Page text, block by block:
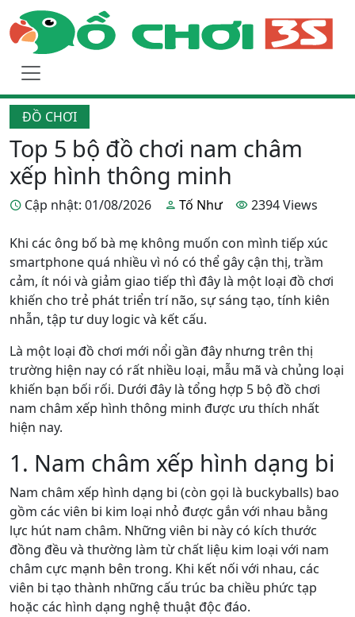
ĐỒ CHƠI
Top 5 bộ đồ chơi nam châm
xếp hình thông minh
Cập nhật: 01/08/2026 Tố Như 2394 Views
Khi các ông bố bà mẹ không muốn con mình tiếp xúc
smartphone quá nhiều vì nó có thể gây cận thị, trầm
cảm, ít nói và giảm giao tiếp thì đây là một loại đồ chơi
khiến cho trẻ phát triển trí não, sự sáng tạo, tính kiên
nhẫn, tập tư duy logic và kết cấu.
Là một loại đồ chơi mới nổi gần đây nhưng trên thị
trường hiện nay có rất nhiều loại, mẫu mã và chủng loại
khiến bạn bối rối. Dưới đây là tổng hợp 5 bộ đồ chơi
nam châm xếp hình thông minh được ưu thích nhất
hiện nay.
1. Nam châm xếp hình dạng bi
Nam châm xếp hình dạng bi (còn gọi là buckyballs) bao
gồm các viên bi kim loại nhỏ được gắn với nhau bằng
lực hút nam châm. Những viên bi này có kích thước
đồng đều và thường làm từ chất liệu kim loại với nam
châm cực mạnh bên trong. Khi kết nối với nhau, các
viên bi tạo thành những cấu trúc ba chiều phức tạp
hoặc các hình dạng nghệ thuật độc đáo.